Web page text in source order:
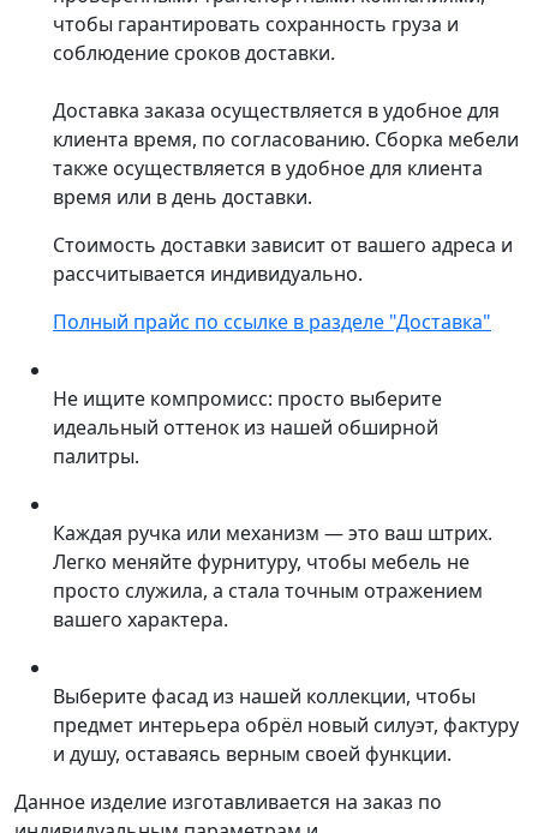
чтобы гарантировать сохранность груза и
соблюдение сроков доставки.
Доставка заказа осуществляется в удобное для
клиента время, по согласованию. Сборка мебели
также осуществляется в удобное для клиента
время или в день доставки.
Стоимость доставки зависит от вашего адреса и
рассчитывается индивидуально.
Полный прайс по ссылке в разделе "Доставка"
Не ищите компромисс: просто выберите
идеальный оттенок из нашей обширной
палитры.
Каждая ручка или механизм — это ваш штрих.
Легко меняйте фурнитуру, чтобы мебель не
просто служила, а стала точным отражением
вашего характера.
Выберите фасад из нашей коллекции, чтобы
предмет интерьера обрёл новый силуэт, фактуру
и душу, оставаясь верным своей функции.
Данное изделие изготавливается на заказ по